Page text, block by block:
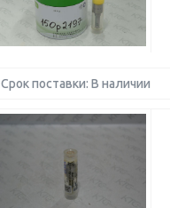
Срок поставки: В наличии